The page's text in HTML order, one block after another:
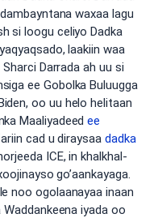
waxaa lagu
si loogu celiyo Dadka
laakiin waa
Darrada ah uu si
ee Gobolka Buluugga
oo uu helo helitaan
Maaliyadeedee
cad u diraysaa dadka
ICE, in khalkhal-
go’aankayaga.
noo ogolaanayaa inaan
iyada oo